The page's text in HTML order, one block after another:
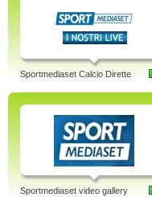
Sportmediaset Calcio Dirette
Sportmediaset video gallery